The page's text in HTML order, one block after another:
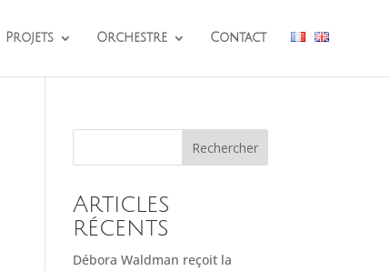
Projets Orchestre Contact
Rechercher
Articles
récents
Débora Waldman reçoit la